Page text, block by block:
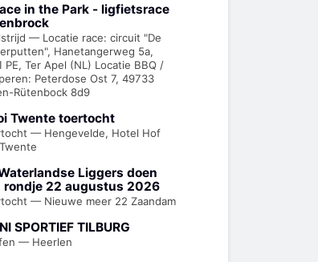
in the Park - ligfietsrace
— Locatie race: circuit "De
Hanetangerweg 5a,
PE, Ter Apel (NL) Locatie BBQ /
Peterdose Ost 7, 49733
Rütenbock 8d9
Twente toertocht
— Hengevelde, Hotel Hof
Liggers doen
rondje 22 augustus 2026
— Nieuwe meer 22 Zaandam
SPORTIEF TILBURG
— Heerlen